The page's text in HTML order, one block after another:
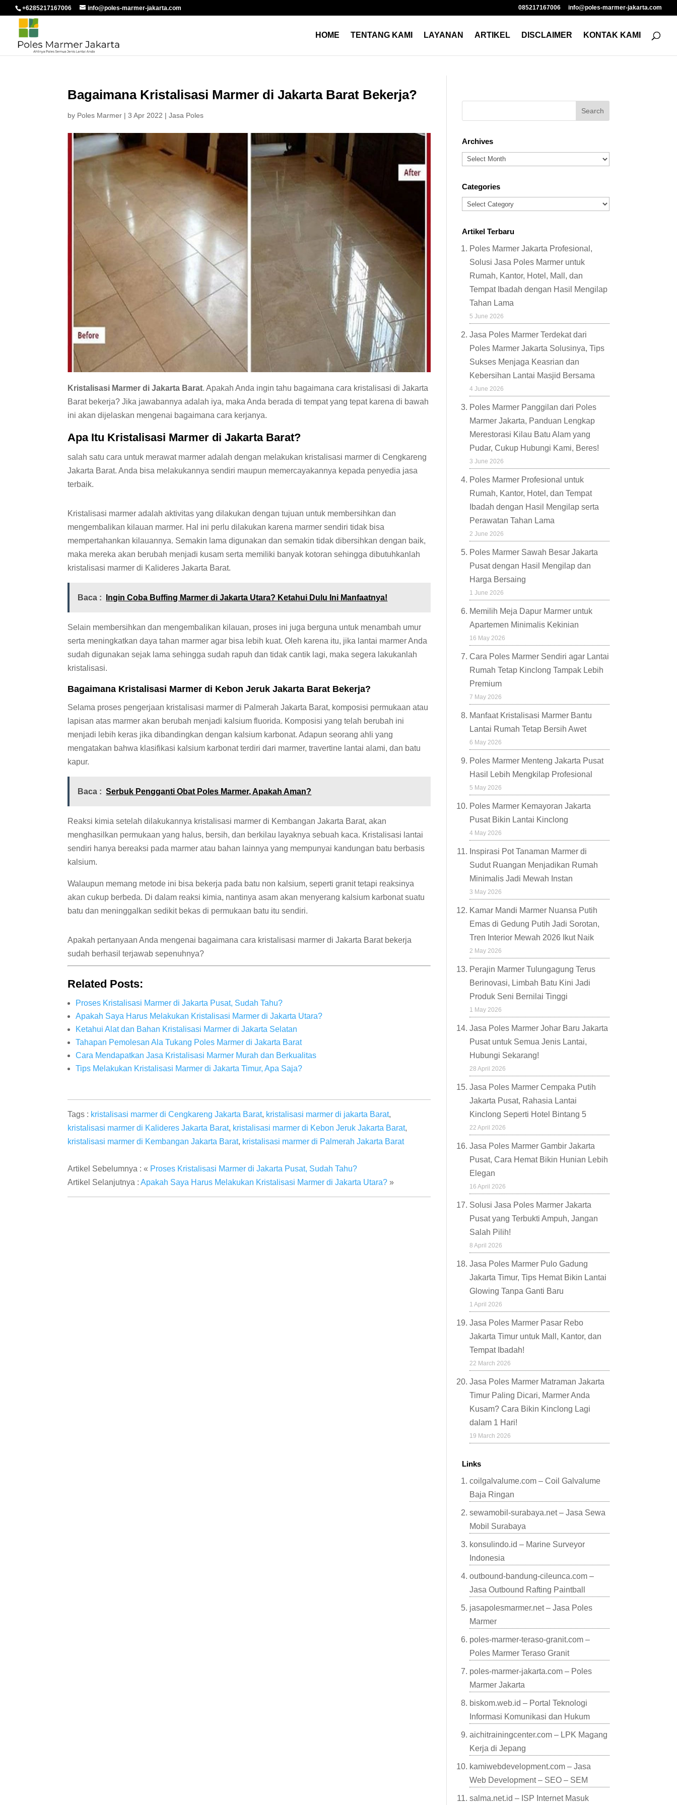
+6285217167006 info@poles-marmer-jakarta.com 085217167006 info@poles-marmer-jakarta.com
HOME TENTANG KAMI LAYANAN ARTIKEL DISCLAIMER KONTAK KAMI
Bagaimana Kristalisasi Marmer di Jakarta Barat Bekerja?
by Poles Marmer |3 Apr 2022 |Jasa Poles
Kristalisasi Marmer di Jakarta Barat. Apakah Anda ingin tahu bagaimana cara kristalisasi di Jakarta
Barat bekerja? Jika jawabannya adalah iya, maka Anda berada di tempat yang tepat karena di bawah
ini akan dijelaskan mengenai bagaimana cara kerjanya.
Apa Itu Kristalisasi Marmer di Jakarta Barat?
salah satu cara untuk merawat marmer adalah dengan melakukan kristalisasi marmer di Cengkareng
Jakarta Barat. Anda bisa melakukannya sendiri maupun memercayakannya kepada penyedia jasa
terbaik.
Kristalisasi marmer adalah aktivitas yang dilakukan dengan tujuan untuk membersihkan dan
mengembalikan kilauan marmer. Hal ini perlu dilakukan karena marmer sendiri tidak bisa
mempertahankan kilauannya. Semakin lama digunakan dan semakin tidak dibersihkan dengan baik,
maka mereka akan berubah menjadi kusam serta memiliki banyak kotoran sehingga dibutuhkanlah
kristalisasi marmer di Kalideres Jakarta Barat.
Baca : Ingin Coba Buffing Marmer di Jakarta Utara? Ketahui Dulu Ini Manfaatnya!
Selain membersihkan dan mengembalikan kilauan, proses ini juga berguna untuk menambah umur
serta meningkatkan daya tahan marmer agar bisa lebih kuat. Oleh karena itu, jika lantai marmer Anda
sudah digunakan sejak lama sehingga sudah rapuh dan tidak cantik lagi, maka segera lakukanlah
kristalisasi.
Bagaimana Kristalisasi Marmer di Kebon Jeruk Jakarta Barat Bekerja?
Selama proses pengerjaan kristalisasi marmer di Palmerah Jakarta Barat, komposisi permukaan atau
lapisan atas marmer akan berubah menjadi kalsium fluorida. Komposisi yang telah berubah ini
menjadi lebih keras jika dibandingkan dengan kalsium karbonat. Adapun seorang ahli yang
mengatakan bahwa klasifikasi kalsium karbonat terdiri dari marmer, travertine lantai alami, dan batu
kapur.
Baca : Serbuk Pengganti Obat Poles Marmer, Apakah Aman?
Reaksi kimia setelah dilakukannya kristalisasi marmer di Kembangan Jakarta Barat, akan
menghasilkan permukaan yang halus, bersih, dan berkilau layaknya sebuah kaca. Kristalisasi lantai
sendiri hanya bereaksi pada marmer atau bahan lainnya yang mempunyai kandungan batu berbasis
kalsium.
Walaupun memang metode ini bisa bekerja pada batu non kalsium, seperti granit tetapi reaksinya
akan cukup berbeda. Di dalam reaksi kimia, nantinya asam akan menyerang kalsium karbonat suatu
batu dan meninggalkan sedikit bekas di permukaan batu itu sendiri.
Apakah pertanyaan Anda mengenai bagaimana cara kristalisasi marmer di Jakarta Barat bekerja
sudah berhasil terjawab sepenuhnya?
Related Posts:
Proses Kristalisasi Marmer di Jakarta Pusat, Sudah Tahu?
Apakah Saya Harus Melakukan Kristalisasi Marmer di Jakarta Utara?
Ketahui Alat dan Bahan Kristalisasi Marmer di Jakarta Selatan
Tahapan Pemolesan Ala Tukang Poles Marmer di Jakarta Barat
Cara Mendapatkan Jasa Kristalisasi Marmer Murah dan Berkualitas
Tips Melakukan Kristalisasi Marmer di Jakarta Timur, Apa Saja?
Tags : kristalisasi marmer di Cengkareng Jakarta Barat, kristalisasi marmer di jakarta Barat,
kristalisasi marmer di Kalideres Jakarta Barat, kristalisasi marmer di Kebon Jeruk Jakarta Barat,
kristalisasi marmer di Kembangan Jakarta Barat, kristalisasi marmer di Palmerah Jakarta Barat
Artikel Sebelumnya : « Proses Kristalisasi Marmer di Jakarta Pusat, Sudah Tahu?
Artikel Selanjutnya :Apakah Saya Harus Melakukan Kristalisasi Marmer di Jakarta Utara? »
Archives
Archives
Categories
Categories
Artikel Terbaru
Poles Marmer Jakarta Profesional,
Solusi Jasa Poles Marmer untuk
Rumah, Kantor, Hotel, Mall, dan
Tempat Ibadah dengan Hasil Mengilap
Tahan Lama
5 June 2026
Jasa Poles Marmer Terdekat dari
Poles Marmer Jakarta Solusinya, Tips
Sukses Menjaga Keasrian dan
Kebersihan Lantai Masjid Bersama
4 June 2026
Poles Marmer Panggilan dari Poles
Marmer Jakarta, Panduan Lengkap
Merestorasi Kilau Batu Alam yang
Pudar, Cukup Hubungi Kami, Beres!
3 June 2026
Poles Marmer Profesional untuk
Rumah, Kantor, Hotel, dan Tempat
Ibadah dengan Hasil Mengilap serta
Perawatan Tahan Lama
2 June 2026
Poles Marmer Sawah Besar Jakarta
Pusat dengan Hasil Mengilap dan
Harga Bersaing
1 June 2026
Memilih Meja Dapur Marmer untuk
Apartemen Minimalis Kekinian
16 May 2026
Cara Poles Marmer Sendiri agar Lantai
Rumah Tetap Kinclong Tampak Lebih
Premium
7 May 2026
Manfaat Kristalisasi Marmer Bantu
Lantai Rumah Tetap Bersih Awet
6 May 2026
Poles Marmer Menteng Jakarta Pusat
Hasil Lebih Mengkilap Profesional
5 May 2026
Poles Marmer Kemayoran Jakarta
Pusat Bikin Lantai Kinclong
4 May 2026
Inspirasi Pot Tanaman Marmer di
Sudut Ruangan Menjadikan Rumah
Minimalis Jadi Mewah Instan
3 May 2026
Kamar Mandi Marmer Nuansa Putih
Emas di Gedung Putih Jadi Sorotan,
Tren Interior Mewah 2026 Ikut Naik
2 May 2026
Perajin Marmer Tulungagung Terus
Berinovasi, Limbah Batu Kini Jadi
Produk Seni Bernilai Tinggi
1 May 2026
Jasa Poles Marmer Johar Baru Jakarta
Pusat untuk Semua Jenis Lantai,
Hubungi Sekarang!
28 April 2026
Jasa Poles Marmer Cempaka Putih
Jakarta Pusat, Rahasia Lantai
Kinclong Seperti Hotel Bintang 5
22 April 2026
Jasa Poles Marmer Gambir Jakarta
Pusat, Cara Hemat Bikin Hunian Lebih
Elegan
16 April 2026
Solusi Jasa Poles Marmer Jakarta
Pusat yang Terbukti Ampuh, Jangan
Salah Pilih!
8 April 2026
Jasa Poles Marmer Pulo Gadung
Jakarta Timur, Tips Hemat Bikin Lantai
Glowing Tanpa Ganti Baru
1 April 2026
Jasa Poles Marmer Pasar Rebo
Jakarta Timur untuk Mall, Kantor, dan
Tempat Ibadah!
22 March 2026
Jasa Poles Marmer Matraman Jakarta
Timur Paling Dicari, Marmer Anda
Kusam? Cara Bikin Kinclong Lagi
dalam 1 Hari!
19 March 2026
Links
coilgalvalume.com – Coil Galvalume
Baja Ringan
sewamobil-surabaya.net – Jasa Sewa
Mobil Surabaya
konsulindo.id – Marine Surveyor
Indonesia
outbound-bandung-cileunca.com –
Jasa Outbound Rafting Paintball
jasapolesmarmer.net – Jasa Poles
Marmer
poles-marmer-teraso-granit.com –
Poles Marmer Teraso Granit
poles-marmer-jakarta.com – Poles
Marmer Jakarta
biskom.web.id – Portal Teknologi
Informasi Komunikasi dan Hukum
aichitrainingcenter.com – LPK Magang
Kerja di Jepang
kamiwebdevelopment.com – Jasa
Web Development – SEO – SEM
salma.net.id – ISP Internet Masuk